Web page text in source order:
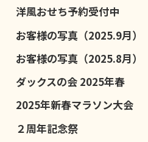
洋風おせち予約受付中
お客様の写真（2025.9月）
お客様の写真（2025.8月）
ダックスの会 2025年春
2025年新春マラソン大会
２周年記念祭